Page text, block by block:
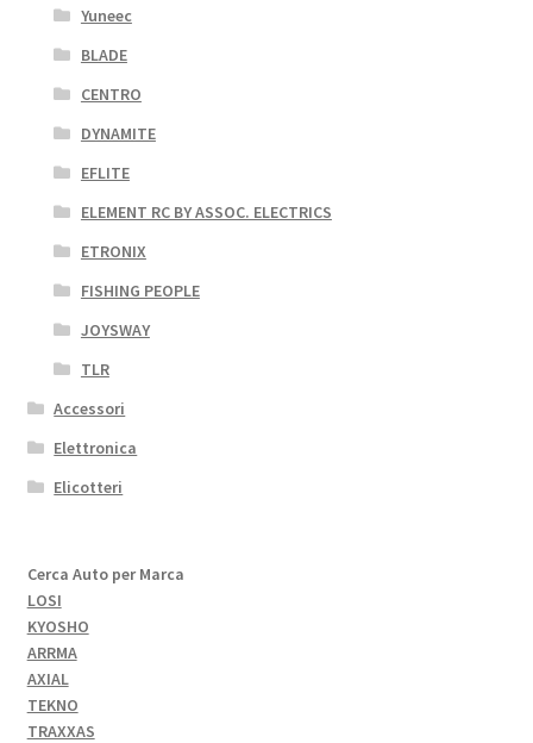
Yuneec
BLADE
CENTRO
DYNAMITE
EFLITE
ELEMENT RC BY ASSOC. ELECTRICS
ETRONIX
FISHING PEOPLE
JOYSWAY
TLR
Accessori
Elettronica
Elicotteri
Cerca Auto per Marca
LOSI
KYOSHO
ARRMA
AXIAL
TEKNO
TRAXXAS